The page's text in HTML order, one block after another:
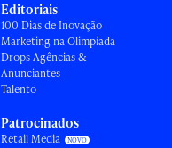
Editoriais
100 Dias de Inovação
Marketing na Olimpíada
Drops Agências &
Anunciantes
Talento
Patrocinados
Retail Media